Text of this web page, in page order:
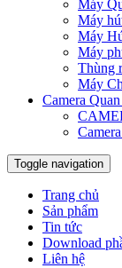
Máy
Máy
Máy
Máy
Thùng
Máy
Camera Quan
Toggle navigation
Trang chủ
Sản phẩm
Tin tức
Download
Liên hệ